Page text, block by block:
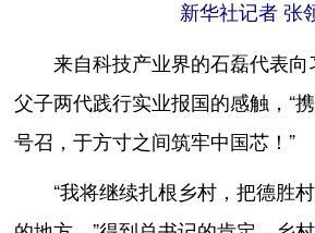
新华社记者 张
来自科技产业界的石磊代表向
父子两代践行实业报国的感触，“
号召，于方寸之间筑牢中国芯！”
“我将继续扎根乡村，把德胜村